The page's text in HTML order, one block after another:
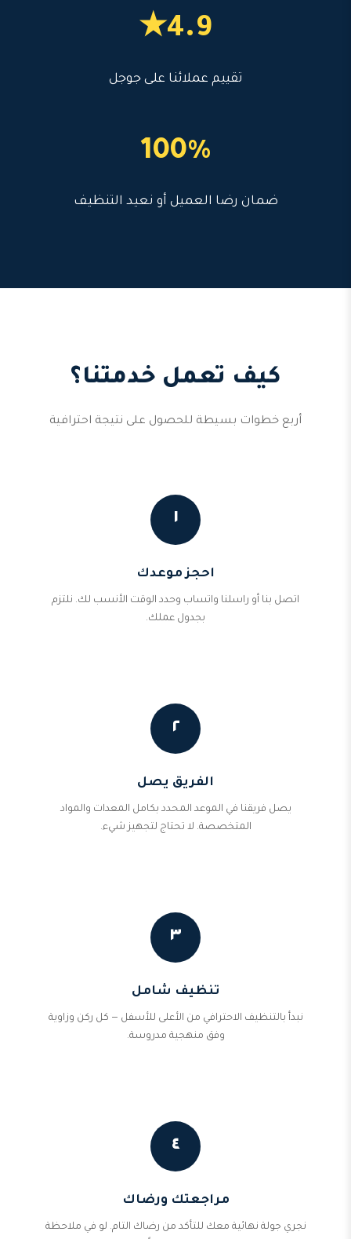
4.9★
تقييم عملائنا على جوجل
100%
ضمان رضا العميل أو نعيد التنظيف
كيف تعمل خدمتنا؟
أربع خطوات بسيطة للحصول على نتيجة احترافية
١
احجز موعدك
اتصل بنا أو راسلنا واتساب وحدد الوقت الأنسب لك. نلتزم
بجدول عملك.
٢
الفريق يصل
يصل فريقنا في الموعد المحدد بكامل المعدات والمواد
المتخصصة. لا تحتاج لتجهيز شيء.
٣
تنظيف شامل
نبدأ بالتنظيف الاحترافي من الأعلى للأسفل — كل ركن وزاوية
وفق منهجية مدروسة.
٤
مراجعتك ورضاك
نجري جولة نهائية معك للتأكد من رضاك التام. لو في ملاحظة